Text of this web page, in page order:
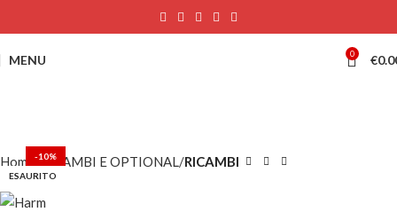
MENU 0 €
-10%
ESAURITO
Home RICAMBI E OPTIONAL RICAMBI